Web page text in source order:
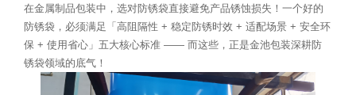
在金属制品包装中，选对防锈袋直接避免产品锈蚀损失！一个好的
防锈袋，必须满足「高阻隔性 + 稳定防锈时效 + 适配场景 + 安全环
保 + 使用省心」五大核心标准 —— 而这些，正是金池包装深耕防
锈袋领域的底气！